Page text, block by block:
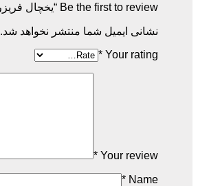
Be the first to review “یخچال فریزر پاکشوما ساید بای ساید سفید 800 ليتر مدل RSP 800 W SBS”
نشانی ایمیل شما منتشر نخواهد شد.
Your rating
*
Your review
*
Name
*